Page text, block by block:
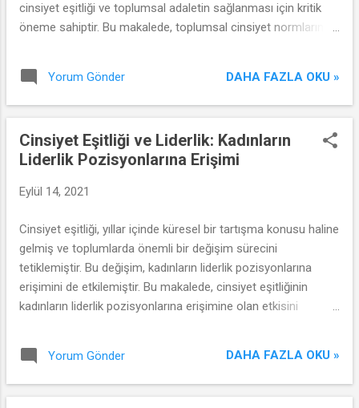
cinsiyet eşitliği ve toplumsal adaletin sağlanması için kritik
öneme sahiptir. Bu makalede, toplumsal cinsiyet normlarının
inceleyeceğiz.
Yorum Gönder DAHA FAZLA OKU »
Cinsiyet Eşitliği ve Liderlik: Kadınların
Liderlik Pozisyonlarına Erişimi
Eylül 14, 2021
Cinsiyet eşitliği, yıllar içinde küresel bir tartışma konusu haline
gelmiş ve toplumlarda önemli bir değişim sürecini
tetiklemiştir. Bu değişim, kadınların liderlik pozisyonlarına
erişimini de etkilemiştir. Bu makalede, cinsiyet eşitliğinin
kadınların liderlik pozisyonlarına erişimine olan etkisini
Yorum Gönder DAHA FAZLA OKU »